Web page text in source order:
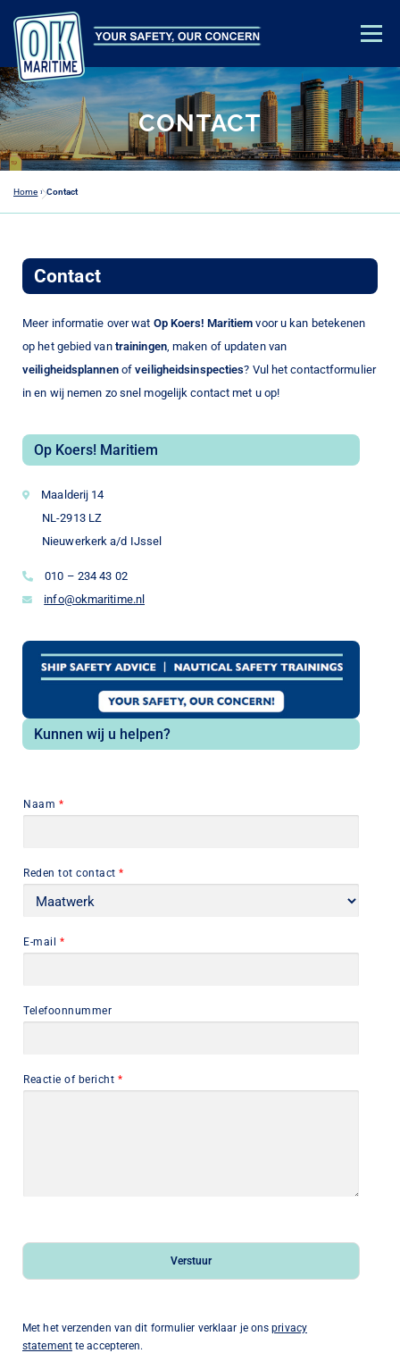
Menu
OPLEIDINGEN VEILIGHEIDSADVIES OVER ONS
CONTACT ACADEMY LOGIN
CONTACT
Home »Contact
Contact
Meer informatie over wat Op Koers! Maritiem voor u kan betekenen
op het gebied van trainingen, maken of updaten van
veiligheidsplannenofveiligheidsinspecties? Vul het contactformulier
in en wij nemen zo snel mogelijk contact met u op!
Op Koers! Maritiem
Maalderij 14
NL-2913 LZ
Nieuwerkerk a/d IJssel
010 – 234 43 02
info@okmaritime.nl
Kunnen wij u helpen?
Naam *
Reden tot contact *
E-mail *
Telefoonnummer
Reactie of bericht *
Verstuur
Met het verzenden van dit formulier verklaar je onsprivacy
statementte accepteren.